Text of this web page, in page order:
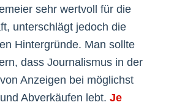
sehr wertvoll für die
unterschlägt jedoch die
Hintergründe. Man sollte
dass Journalismus in der
Anzeigen bei möglichst
Abverkäufen lebt. Je